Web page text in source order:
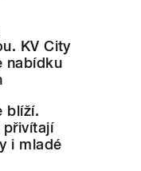
KV City
nabídku
blíží.
přivítají
i mladé